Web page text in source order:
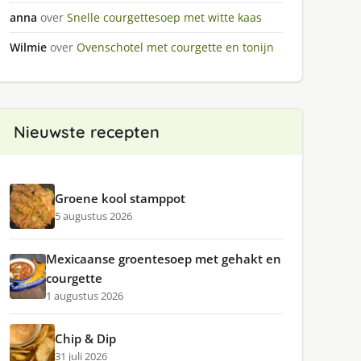
anna over Snelle courgettesoep met witte kaas
Wilmie over Ovenschotel met courgette en tonijn
Nieuwste recepten
Groene kool stamppot
5 augustus 2026
Mexicaanse groentesoep met gehakt en
courgette
1 augustus 2026
Chip & Dip
31 juli 2026